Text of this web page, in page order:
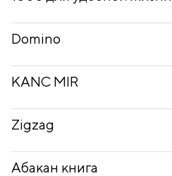
Domino
KANC MIR
Zigzag
Абакан книга